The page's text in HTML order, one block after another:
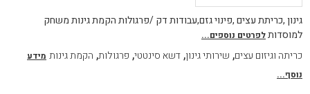
גינון ,כריתת עצים ,פינוי גזם,עבודות דק /פרגולות הקמת גינות משחק
למוסדותלפרטים נוספים...
כריתה וגיזום עצים, שירותי גינון,דשא סינטטי, פרגולות, הקמת גינות מידע
נוסף...